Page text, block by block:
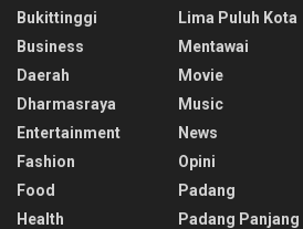
Bukittinggi
Business
Daerah
Dharmasraya
Entertainment
Fashion
Food
Health
Lima Puluh Kota
Mentawai
Movie
Music
News
Opini
Padang
Padang Panjang